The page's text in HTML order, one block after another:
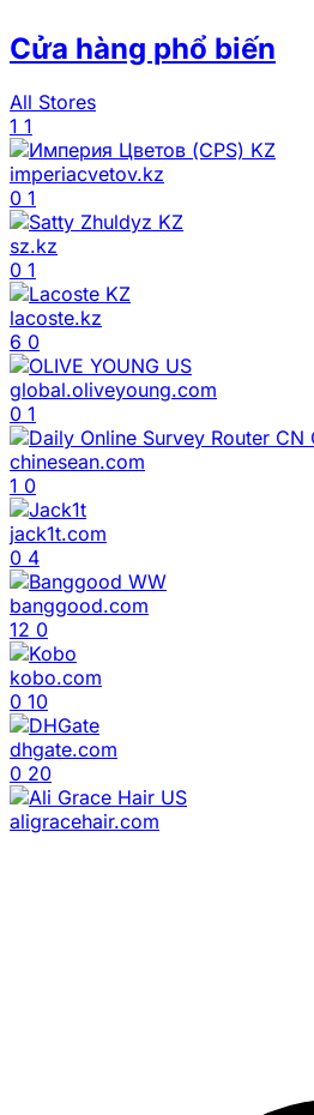
Cửa hàng phổ biến
All Stores
1 1
imperiacvetov.kz
0 1
sz.kz
0 1
lacoste.kz
6 0
global.oliveyoung.com
0 1
chinesean.com
1 0
jack1t.com
0 4
banggood.com
12 0
kobo.com
0 10
dhgate.com
0 20
aligracehair.com